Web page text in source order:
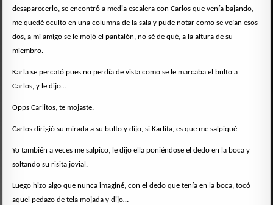
desaparecerlo, se encontró a media escalera con Carlos que venía bajando,
me quedé oculto en una columna de la sala y pude notar como se veían esos
dos, a mi amigo se le mojó el pantalón, no sé de qué, a la altura de su
miembro.
Karla se percató pues no perdía de vista como se le marcaba el bulto a
Carlos, y le dijo…
Opps Carlitos, te mojaste.
Carlos dirigió su mirada a su bulto y dijo, si Karlita, es que me salpiqué.
Yo también a veces me salpico, le dijo ella poniéndose el dedo en la boca y
soltando su risita jovial.
Luego hizo algo que nunca imaginé, con el dedo que tenía en la boca, tocó
aquel pedazo de tela mojada y dijo…